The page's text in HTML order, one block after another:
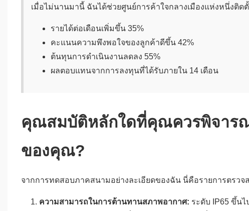
เมื่อไม่นานมานี้ ฉันได้ช่วยศูนย์การค้าใจกลางเมืองแห่งหนึ่งติ
รายได้ต่อเดือนเพิ่มขึ้น 35%
คะแนนความพึงพอใจของลูกค้าดีขึ้น 42%
ต้นทุนการดำเนินงานลดลง 55%
ผลตอบแทนจากการลงทุนที่ได้รับภายใน 14 เดือน
คุณสมบัติหลักใดที่คุณควรพิจารณ
ของคุณ?
จากการทดสอบภาคสนามอย่างละเอียดของฉัน นี่คือรายการตรว
ความสามารถในการต้านทานสภาพอากาศ: ระดับ IP65 ขึ้น